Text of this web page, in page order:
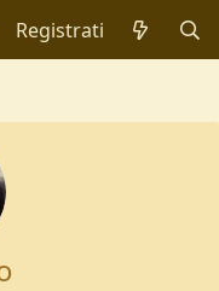
Registrati